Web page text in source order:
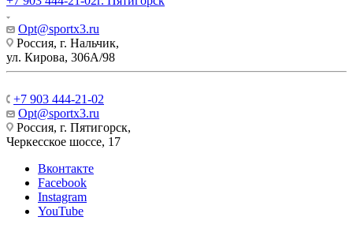
Opt@sportx3.ru
Россия, г. Нальчик,
ул. Кирова, 306А/98
+7 903 444-21-02
Opt@sportx3.ru
Россия, г. Пятигорск,
Черкесское шоссе, 17
Вконтакте
Facebook
Instagram
YouTube